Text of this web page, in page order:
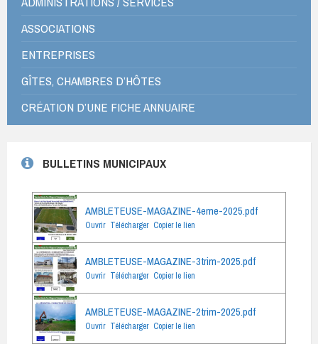
ASSOCIATIONS
ENTREPRISES
GÎTES, CHAMBRES D’HÔTES
CRÉATION D’UNE FICHE ANNUAIRE
BULLETINS MUNICIPAUX
AMBLETEUSE-MAGAZINE-4eme-2025.pdf
Ouvrir Télécharger Copier le lien
AMBLETEUSE-MAGAZINE-3trim-2025.pdf
Ouvrir Télécharger Copier le lien
AMBLETEUSE-MAGAZINE-2trim-2025.pdf
Ouvrir Télécharger Copier le lien